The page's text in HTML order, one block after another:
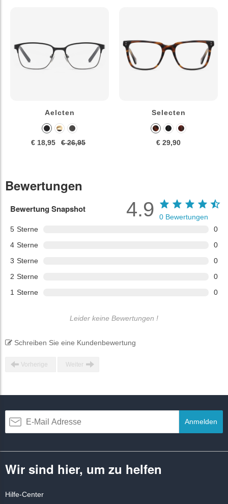
Aelcten
€ 18,95 € 26,95
Selecten
€ 29,90
Bewertungen
Bewertung Snapshot
5 Sterne
0
4 Sterne
0
3 Sterne
0
2 Sterne
0
1 Sterne 0
4.9 0 Bewertungen
Leider keine Bewertungen !
Schreiben Sie eine Kundenbewertung
Vorherige Weiter
Anmelden
Wir sind hier, um zu helfen
Hilfe-Center